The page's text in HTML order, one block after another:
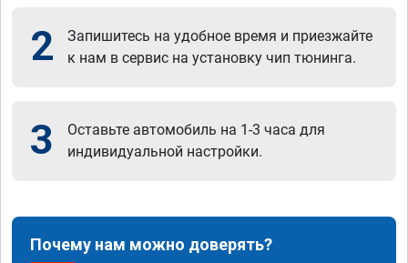
2
Запишитесь на удобное время и приезжайте
к нам в сервис на установку чип тюнинга.
3
Оставьте автомобиль на 1-3 часа для
индивидуальной настройки.
Почему нам можно доверять?